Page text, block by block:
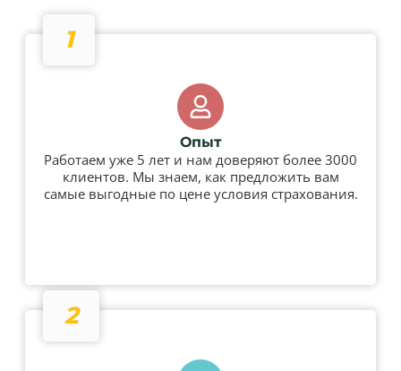
1
Опыт
Работаем уже 5 лет и нам доверяют более 3000
клиентов. Мы знаем, как предложить вам
самые выгодные по цене условия страхования.
2